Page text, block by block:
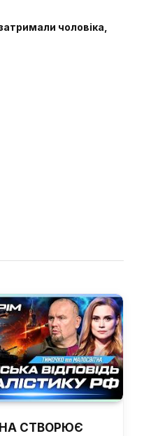
чоловіка,
СТВОРЮЄ